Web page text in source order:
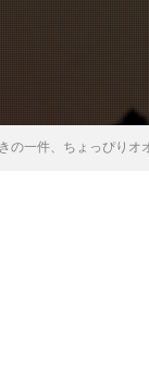
の一件、ちょっぴりオ